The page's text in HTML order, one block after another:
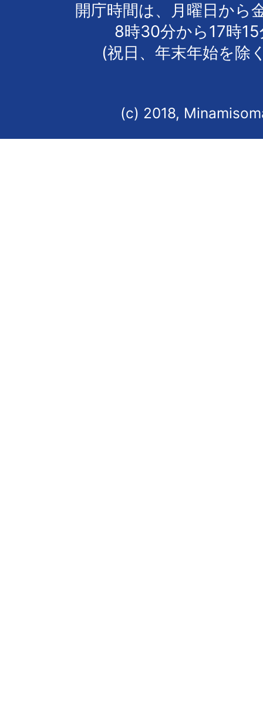
開庁時間は、月曜日から
8時30分から17時
(祝日、年末年始を除
(c) 2018,